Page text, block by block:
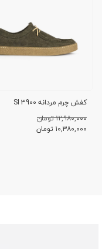
کفش چرم مردانه SI 3900
۱۲,۹۸۰,۰۰۰ تومان
۱۰,۳۸۰,۰۰۰ تومان